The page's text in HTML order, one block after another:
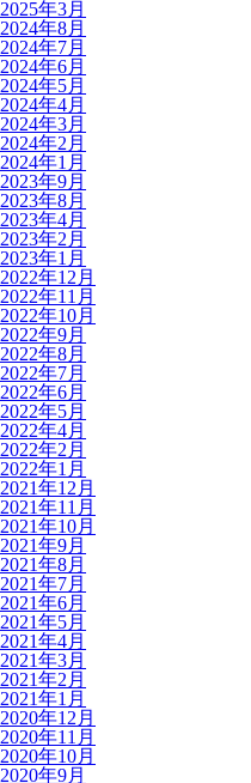
2025年3月
2024年8月
2024年7月
2024年6月
2024年5月
2024年4月
2024年3月
2024年2月
2024年1月
2023年9月
2023年8月
2023年4月
2023年2月
2023年1月
2022年12月
2022年11月
2022年10月
2022年9月
2022年8月
2022年7月
2022年6月
2022年5月
2022年4月
2022年2月
2022年1月
2021年12月
2021年11月
2021年10月
2021年9月
2021年8月
2021年7月
2021年6月
2021年5月
2021年4月
2021年3月
2021年2月
2021年1月
2020年12月
2020年11月
2020年10月
2020年9月